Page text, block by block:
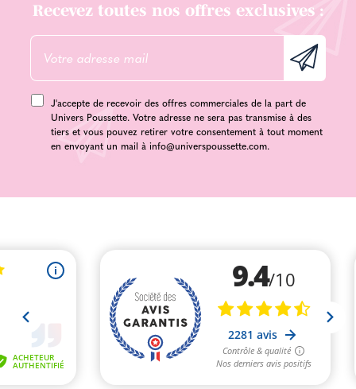
Recevez toutes nos offres exclusives :
J'accepte de recevoir des offres commerciales de la part de
Univers Poussette. Votre adresse ne sera pas transmise à des
tiers et vous pouvez retirer votre consentement à tout moment
en envoyant un mail à info@universpoussette.com.